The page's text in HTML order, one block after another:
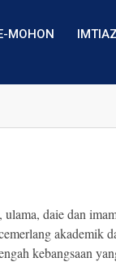
MOHON IMTIAZ
daie dan
akademik
kebangsaan